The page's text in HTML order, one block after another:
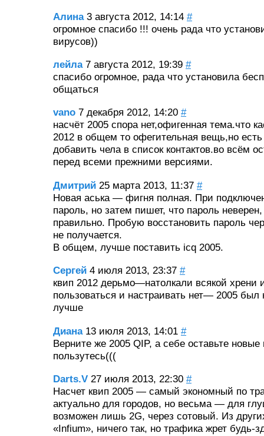
Алина 3 августа 2012, 14:14 #
огромное спасибо !!! очень рада что
вирусов))
лейла 7 августа 2012, 19:39 #
спасибо огромное, рада что установила
общаться
vano 7 декабря 2012, 14:20 #
насчёт 2005 спора нет,офигенная тема.что
2012 в общем то офегительная вещь,но
добавить чела в список контактов.во всём
перед всеми прежними версиями.
Дмитрий 25 марта 2013, 11:37 #
Новая аська — фигня полная. При
пароль, но затем пишет, что пароль
правильно. Пробую восстановить пароль
не получается.
В общем, лучше поставить icq 2005.
Сергей 4 июля 2013, 23:37 #
квип 2012 дерьмо—натолкали всякой хрени
пользоваться и настраивать нет— 2005
лучше
Диана 13 июля 2013, 14:01 #
Верните же 2005 QIP, а себе оставьте новые
пользутесь(((
Darts.V 27 июля 2013, 22:30 #
Насчет квип 2005 — самый экономный по
актуально для городов, но весьма — для
возможен лишь 2G, через сотовый. Из
«Infium», ничего так, но трафика жрет будь-